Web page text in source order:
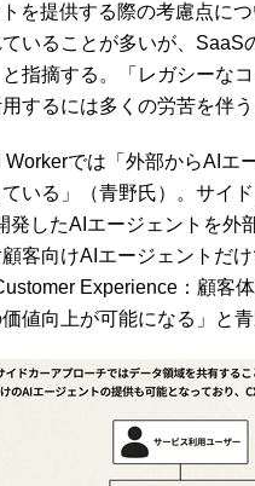
を提供する際の考慮点に
いることが多いが、
指摘する。「レガシーな
するには多くの労苦を伴う
では「外部からAIエ
いる」（青野氏）。サイ
発したAIエージェントを外
客向けAIエージェントだ
Experience：顧客
値向上が可能になる」と青